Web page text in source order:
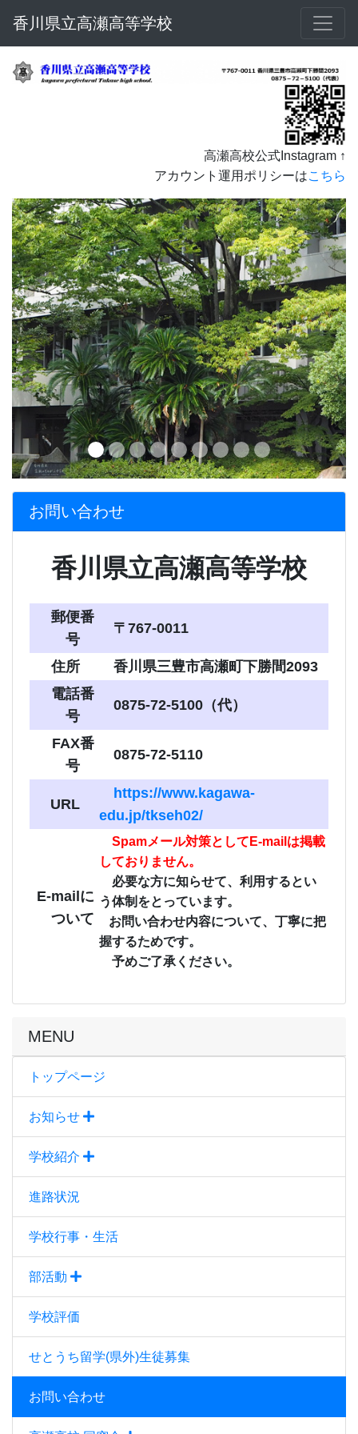
香川県立高瀬高等学校
高瀬高校公式Instagram ↑
アカウント運用ポリシーはこちら
MENU
トップページ
お知らせ
学校紹介
進路状況
学校行事・生活
部活動
学校評価
せとうち留学(県外)生徒募集
お問い合わせ
お問い合わせ
香川県立高瀬高等学校
郵便番
号
〒767-0011
住所
香川県三豊市高瀬町下勝間2093
電話番
号
0875-72-5100（代）
FAX番
号
0875-72-5110
URL
https://www.kagawa-
edu.jp/tkseh02/
E-mailに
ついて
Spamメール対策としてE-mailは掲載
しておりません。
必要な方に知らせて、利用するとい
う体制をとっています。
お問い合わせ内容について、丁寧に把
握するためです。
予めご了承ください。